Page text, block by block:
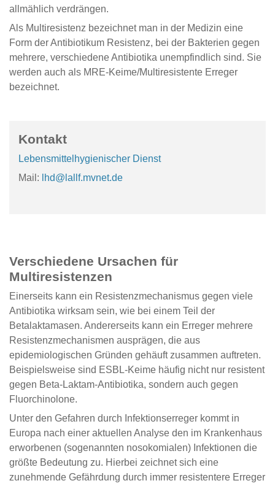
allmählich verdrängen.
Als Multiresistenz bezeichnet man in der Medizin eine
Form der Antibiotikum Resistenz, bei der Bakterien gegen
mehrere, verschiedene Antibiotika unempfindlich sind. Sie
werden auch als MRE-Keime/Multiresistente Erreger
bezeichnet.
Kontakt
Lebensmittelhygienischer Dienst
Mail:
lhd@lallf.mvnet.de
Verschiedene Ursachen für
Multiresistenzen
Einerseits kann ein Resistenzmechanismus gegen viele
Antibiotika wirksam sein, wie bei einem Teil der
Betalaktamasen. Andererseits kann ein Erreger mehrere
Resistenzmechanismen ausprägen, die aus
epidemiologischen Gründen gehäuft zusammen auftreten.
Beispielsweise sind ESBL-Keime häufig nicht nur resistent
gegen Beta-Laktam-Antibiotika, sondern auch gegen
Fluorchinolone.
Unter den Gefahren durch Infektionserreger kommt in
Europa nach einer aktuellen Analyse den im Krankenhaus
erworbenen (sogenannten nosokomialen) Infektionen die
größte Bedeutung zu. Hierbei zeichnet sich eine
zunehmende Gefährdung durch immer resistentere Erreger